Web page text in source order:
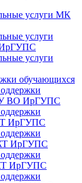
услуги МК
услуги
услуги
обучающихся
ВО ИрГУПС
ИрГУПС
ИрГУПС
ИрГУПС